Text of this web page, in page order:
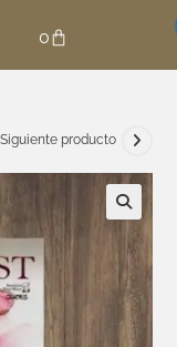
0
Siguiente producto